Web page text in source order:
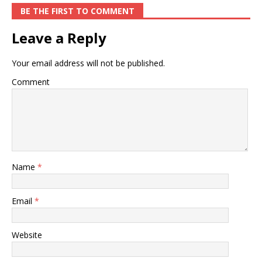
BE THE FIRST TO COMMENT
Leave a Reply
Your email address will not be published.
Comment
Name *
Email *
Website